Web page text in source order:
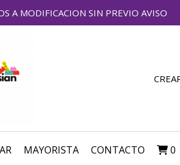
A MODIFICACION SIN PREVIO AVISO
MAYORISTA CONTACTO 0